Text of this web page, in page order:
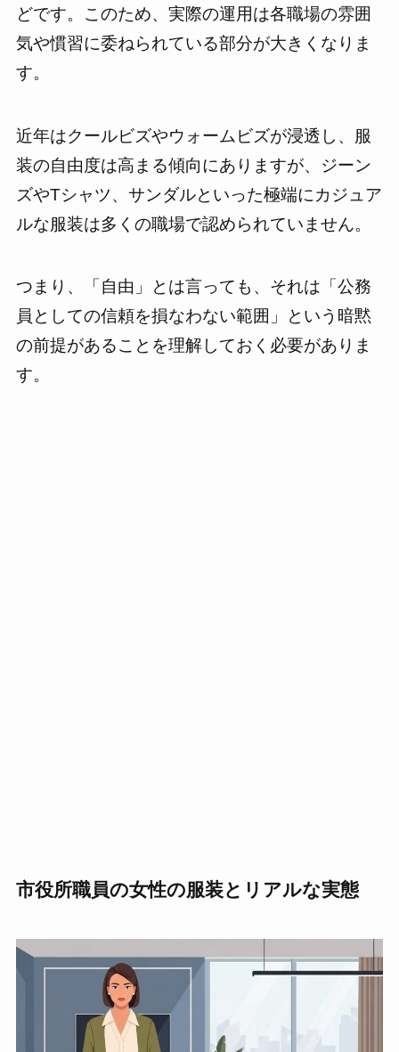
どです。このため、実際の運用は各職場の雰囲
気や慣習に委ねられている部分が大きくなりま
す。
近年はクールビズやウォームビズが浸透し、服
装の自由度は高まる傾向にありますが、ジーン
ズやTシャツ、サンダルといった極端にカジュア
ルな服装は多くの職場で認められていません。
つまり、「自由」とは言っても、それは「公務
員としての信頼を損なわない範囲」という暗黙
の前提があることを理解しておく必要がありま
す。
市役所職員の女性の服装とリアルな実態